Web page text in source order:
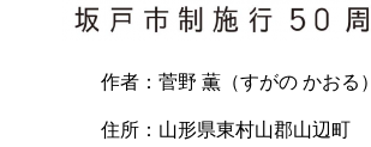
作者：菅野 薫（すがの かおる）
住所：山形県東村山郡山辺町